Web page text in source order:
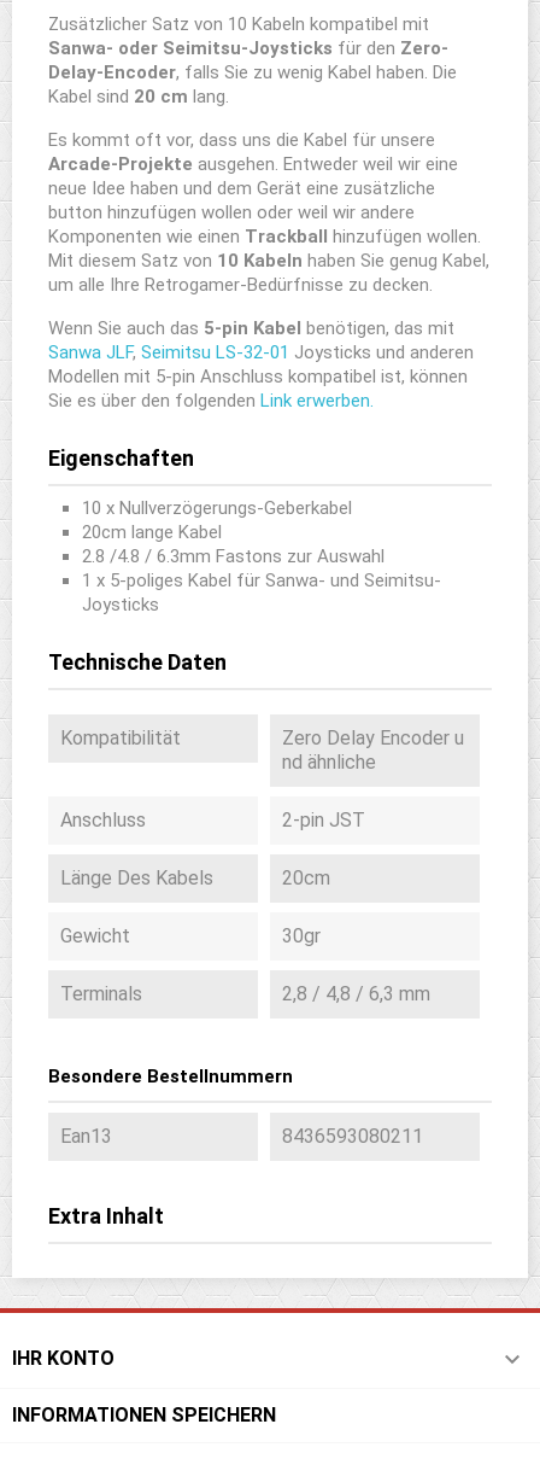
Zusätzlicher Satz von 10 Kabeln kompatibel mit
Sanwa- oder Seimitsu-Joysticks für den Zero-
Delay-Encoder, falls Sie zu wenig Kabel haben. Die
Kabel sind 20 cm lang.
Es kommt oft vor, dass uns die Kabel für unsere
Arcade-Projekte ausgehen. Entweder weil wir eine
neue Idee haben und dem Gerät eine zusätzliche
button hinzufügen wollen oder weil wir andere
Komponenten wie einen Trackball hinzufügen wollen.
Mit diesem Satz von 10 Kabeln haben Sie genug Kabel,
um alle Ihre Retrogamer-Bedürfnisse zu decken.
Wenn Sie auch das 5-pin Kabel benötigen, das mit
Sanwa JLF, Seimitsu LS-32-01 Joysticks und anderen
Modellen mit 5-pin Anschluss kompatibel ist, können
Sie es über den folgenden Link erwerben.
Eigenschaften
10 x Nullverzögerungs-Geberkabel
20cm lange Kabel
2.8 /4.8 / 6.3mm Fastons zur Auswahl
1 x 5-poliges Kabel für Sanwa- und Seimitsu-
Joysticks
Technische Daten
Kompatibilität
Zero Delay Encoder u
nd ähnliche
Anschluss 2-pin JST
Länge Des Kabels 20cm
Gewicht 30gr
Terminals 2,8 / 4,8 / 6,3 mm
Besondere Bestellnummern
Ean13 8436593080211
Extra Inhalt
IHR KONTO 
INFORMATIONEN SPEICHERN